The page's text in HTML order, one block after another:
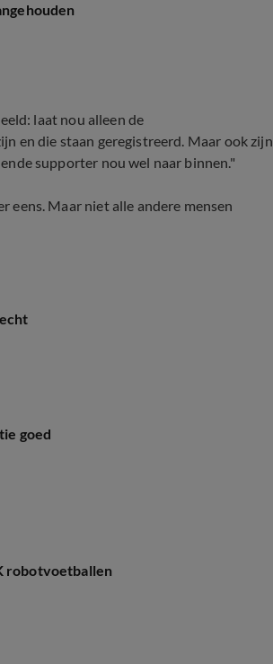
laat nou alleen de
en die staan geregistreerd. Maar ook zijn
supporter nou wel naar binnen."
eens. Maar niet alle andere mensen
goed
robotvoetballen